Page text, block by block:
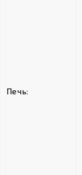
Печь: